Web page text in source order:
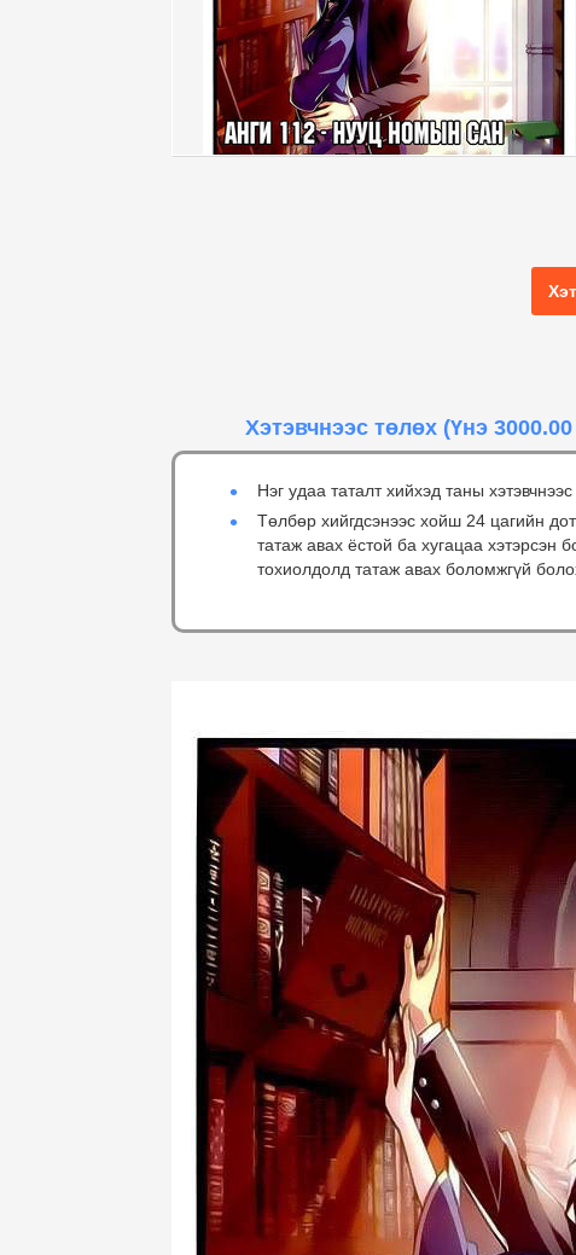
Хэтэвчнээс төлөх (Үнэ 3000.00
Нэг удаа таталт хийхэд таны
Төлбөр хийгдсэнээс хойш 24 цагийн
татаж авах ёстой ба хугацаа хэтэрсэн
тохиолдолд татаж авах боломжгүй